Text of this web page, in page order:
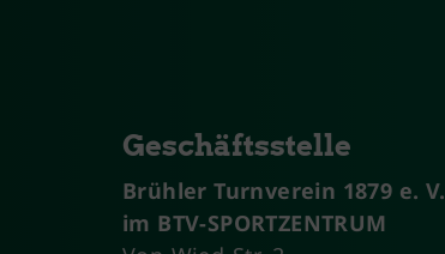
Geschäftsstelle
Brühler Turnverein 1879 e. V.
im BTV-SPORTZENTRUM